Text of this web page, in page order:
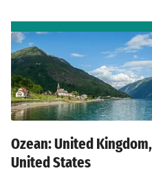
Ozean: United
United States